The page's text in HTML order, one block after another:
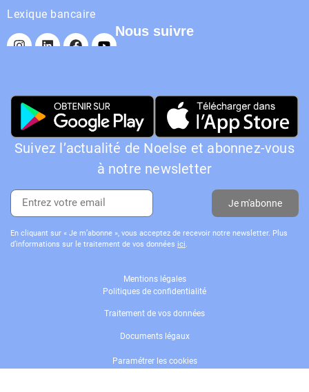
Lexique bancaire
Nous suivre
Suivez l’actualité de Noelse et abonnez-vous
à notre newsletter
Je m'abonne
En cliquant sur « Je m’abonne », vous acceptez de recevoir notre newsletter. Plus
d’informations sur le traitement de vos données ici
Mentions légales
Politiques de confidentialité
Traitement de vos données
Documents légaux
Paramétrer les cookies